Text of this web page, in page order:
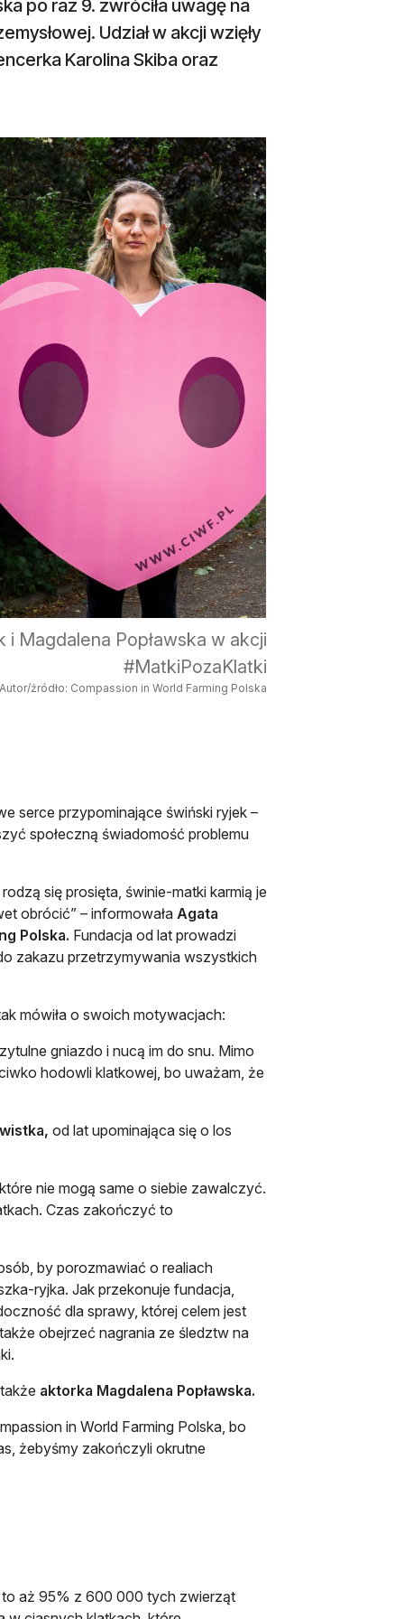
po raz 9. zwróciła uwagę na
Udział w akcji wzięły
Karolina Skiba oraz
i Magdalena Popławska w akcji
#MatkiPozaKlatki
Autor/źródło: Compassion in World Farming Polska
serce przypominające świński ryjek –
społeczną świadomość problemu
się prosięta, świnie-matki karmią je
obrócić” – informowała Agata
Polska. Fundacja od lat prowadzi
zakazu przetrzymywania wszystkich
mówiła o swoich motywacjach:
gniazdo i nucą im do snu. Mimo
hodowli klatkowej, bo uważam, że
od lat upominająca się o los
nie mogą same o siebie zawalczyć.
Czas zakończyć to
by porozmawiać o realiach
ryjka. Jak przekonuje fundacja,
dla sprawy, której celem jest
obejrzeć nagrania ze śledztw na
aktorka Magdalena Popławska.
in World Farming Polska, bo
żebyśmy zakończyli okrutne
to aż 95% z 600 000 tych zwierząt